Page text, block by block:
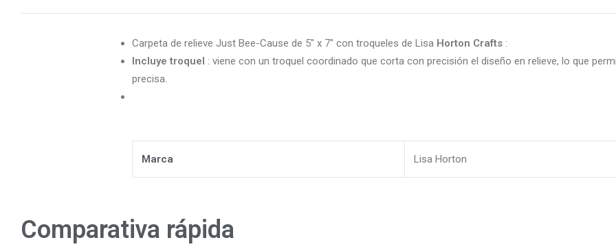
Carpeta de relieve Just Bee-Cause de 5″ x 7″ con troqueles de Lisa Horton Crafts :
Incluye troquel : viene con un troquel coordinado que corta con precisión el diseño en relieve, lo que
precisa.
Marca Lisa Horton
Comparativa rápida